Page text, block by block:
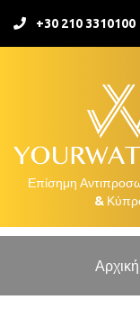
+30 210 3310100
Αρχική